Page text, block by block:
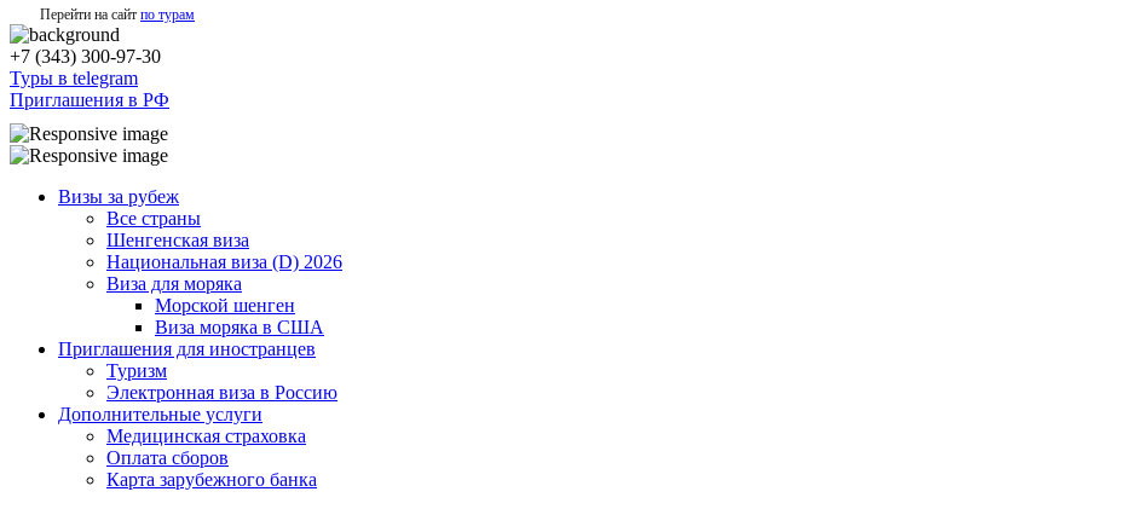
Перейти на сайт по турам
+7 (343) 300-97-30
Туры в telegram
Приглашения в РФ
Визы за рубеж
Все страны
Шенгенская виза
Национальная виза (D) 2026
Виза для моряка
Морской шенген
Виза моряка в США
Приглашения для иностранцев
Туризм
Электронная виза в Россию
Дополнительные услуги
Медицинская страховка
Оплата сборов
Карта зарубежного банка